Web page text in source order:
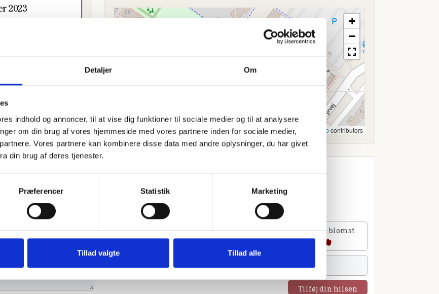
Detaljer Om
indhold og annoncer, til at vise dig funktioner til sociale medier og til at analysere
om din brug af vores hjemmeside med vores partnere inden for sociale medier,
Vores partnere kan kombinere disse data med andre oplysninger, du har givet
din brug af deres tjenester.
Præferencer Statistik Marketing
Tillad valgte Tillad alle
+
−
Leaflet|©OpenStreetMapcontributors
et lys, skrive et mindeord,
rose
Tænd et lys Tilføj et hjerte Tilføj en blomst
Tilføj din hilsen